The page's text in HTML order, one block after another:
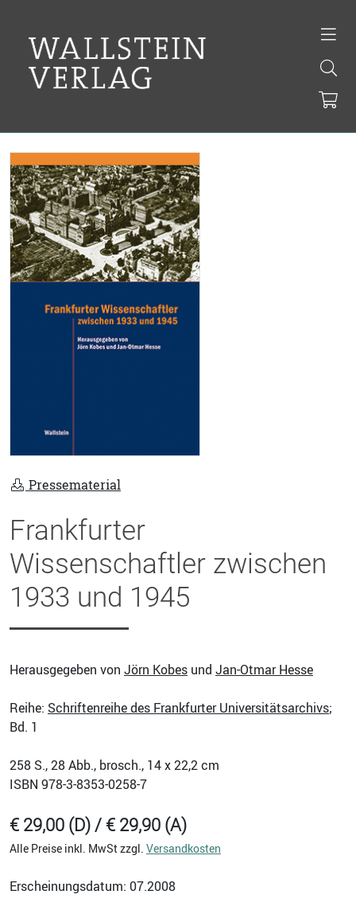
Pressematerial
Frankfurter
Wissenschaftler zwischen
1933 und 1945
Herausgegeben von Jörn Kobes und Jan-Otmar Hesse
Reihe: Schriftenreihe des Frankfurter Universitätsarchivs;
Bd. 1
258 S., 28 Abb., brosch., 14 x 22,2 cm
ISBN 978-3-8353-0258-7
€ 29,00 (D) / € 29,90 (A)
Alle Preise inkl. MwSt zzgl. Versandkosten
Erscheinungsdatum: 07.2008